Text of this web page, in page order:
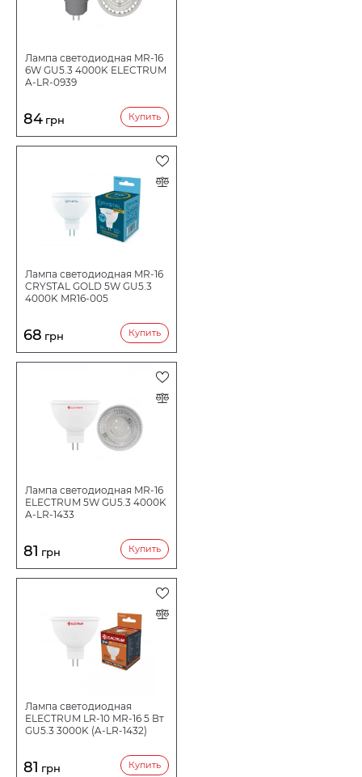
Лампа светодиодная MR-16
6W GU5.3 4000K ELECTRUM
A-LR-0939
84 грн Купить
Лампа светодиодная MR-16
CRYSTAL GOLD 5W GU5.3
4000K MR16-005
68 грн Купить
Лампа светодиодная MR-16
ELECTRUM 5W GU5.3 4000K
A-LR-1433
81 грн Купить
Лампа светодиодная
ELECTRUM LR-10 MR-16 5 Вт
GU5.3 3000K (A-LR-1432)
81 грн Купить
ФОРМА ЛАМПЫ
ТИП РЕФЛЕКТОРА
ЦОКОЛЬ
ЦВЕТОВАЯ ТЕМПЕРАТУРА
МОЩНОСТЬ ВТ